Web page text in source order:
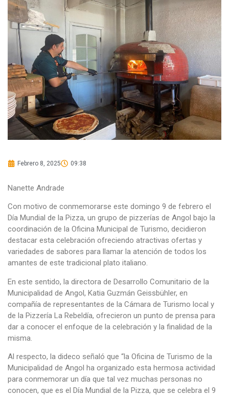
Febrero 8, 2025 09:38
Nanette Andrade
Con motivo de conmemorarse este domingo 9 de febrero el
Día Mundial de la Pizza, un grupo de pizzerías de Angol bajo la
coordinación de la Oficina Municipal de Turismo, decidieron
destacar esta celebración ofreciendo atractivas ofertas y
variedades de sabores para llamar la atención de todos los
amantes de este tradicional plato italiano.
En este sentido, la directora de Desarrollo Comunitario de la
Municipalidad de Angol, Katia Guzmán Geissbühler, en
compañía de representantes de la Cámara de Turismo local y
de la Pizzería La Rebeldía, ofrecieron un punto de prensa para
dar a conocer el enfoque de la celebración y la finalidad de la
misma.
Al respecto, la dideco señaló que “la Oficina de Turismo de la
Municipalidad de Angol ha organizado esta hermosa actividad
para conmemorar un día que tal vez muchas personas no
conocen, que es el Día Mundial de la Pizza, que se celebra el 9